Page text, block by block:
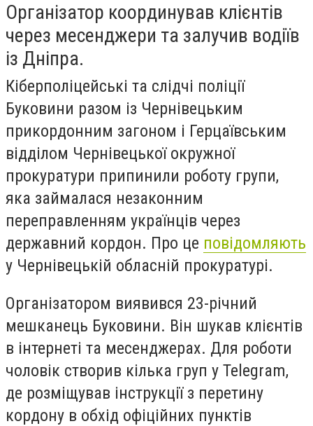
Організатор координував клієнтів
через месенджери та залучив водіїв
із Дніпра.
Кіберполіцейські та слідчі поліції
Буковини разом із Чернівецьким
прикордонним загоном і Герцаївським
відділом Чернівецької окружної
прокуратури припинили роботу групи,
яка займалася незаконним
переправленням українців через
державний кордон. Про це повідомляють
у Чернівецькій обласній прокуратурі.
Організатором виявився 23-річний
мешканець Буковини. Він шукав клієнтів
в інтернеті та месенджерах. Для роботи
чоловік створив кілька груп у Telegram,
де розміщував інструкції з перетину
кордону в обхід офіційних пунктів